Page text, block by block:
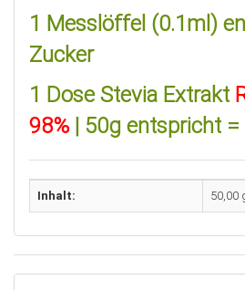
1 Messlöffel (0.1ml)
Zucker
1 Dose Stevia Extrakt
98%
| 50g entspricht
Inhalt: 50,00